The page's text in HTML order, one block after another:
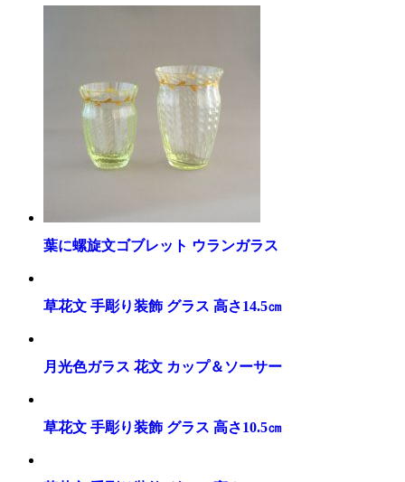
葉に螺旋文ゴブレット ウランガラス
草花文 手彫り装飾 グラス 高さ14.5㎝
月光色ガラス 花文 カップ＆ソーサー
草花文 手彫り装飾 グラス 高さ10.5㎝